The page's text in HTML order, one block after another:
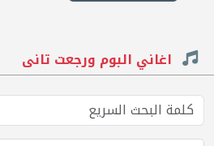
اغاني البوم ورجعت تانى